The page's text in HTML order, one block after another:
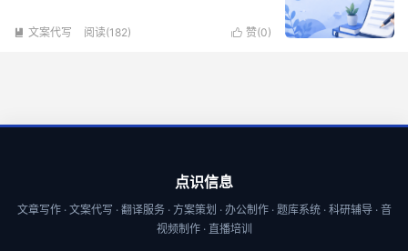
 赞(0)
 文案代写 阅读(182)
点识信息
文章写作 · 文案代写 · 翻译服务 · 方案策划 · 办公制作 · 题库系统 · 科研辅导 · 音
视频制作 · 直播培训